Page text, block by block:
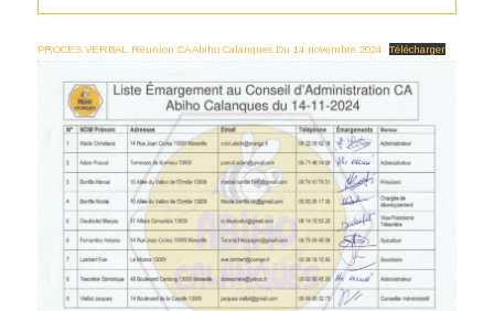
PROCES VERBAL Réunion CA Abiho Calanques Du 14 novembre 2024 Télécharger